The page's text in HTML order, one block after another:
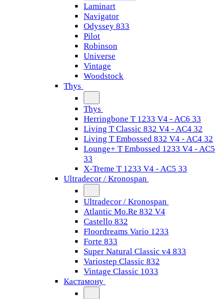
Laminart
Navigator
Odyssey 833
Pilot
Robinson
Universe
Vintage
Woodstock
Thys
Thys
Herringbone T 1233 V4 - AC6 33
Living T Classic 832 V4 - AC4 32
Living T Embossed 832 V4 - AC4 32
Lounge+ T Embossed 1233 V4 - AC5
33
X-Treme T 1233 V4 - AC5 33
Ultradecor / Kronospan
Ultradecor / Kronospan
Atlantic Mo.Re 832 V4
Castello 832
Floordreams Vario 1233
Forte 833
Super Natural Classic v4 833
Variostep Classic 832
Vintage Classic 1033
Кастамону